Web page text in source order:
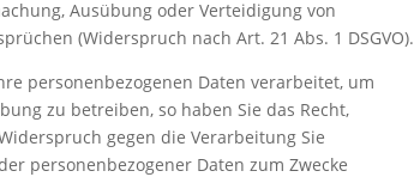
Ausübung oder Verteidigung von
(Widerspruch nach Art. 21 Abs. 1 DSGVO).
personenbezogenen Daten verarbeitet, um
zu betreiben, so haben Sie das Recht,
gegen die Verarbeitung Sie
personenbezogener Daten zum Zwecke